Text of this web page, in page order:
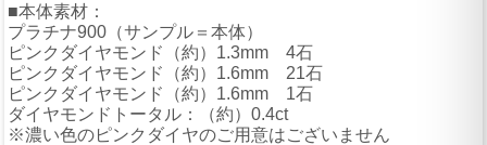
■本体素材：
プラチナ900（サンプル＝本体）
ピンクダイヤモンド（約）1.3mm 4石
ピンクダイヤモンド（約）1.6mm 21石
ピンクダイヤモンド（約）1.6mm 1石
ダイヤモンドトータル：（約）0.4ct
※濃い色のピンクダイヤのご用意はございません